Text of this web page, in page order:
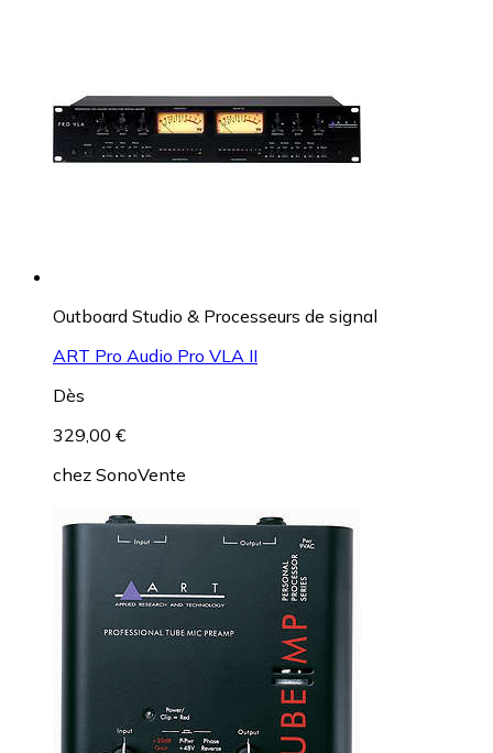
Outboard Studio & Processeurs de signal
ART Pro Audio Pro VLA II
Dès
329,00 €
chez SonoVente